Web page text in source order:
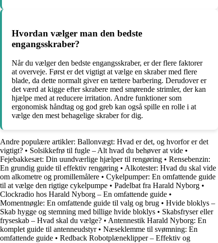
Hvordan vælger man den bedste
engangsskraber?
Når du vælger den bedste engangsskraber, er der flere faktorer
at overveje. Først er det vigtigt at vælge en skraber med flere
blade, da dette normalt giver en tættere barbering. Derudover er
det værd at kigge efter skrabere med smørende strimler, der kan
hjælpe med at reducere irritation. Andre funktioner som
ergonomisk håndtag og god greb kan også spille en rolle i at
vælge den mest behagelige skraber for dig.
Andre populære artikler: Ballonvægt: Hvad er det, og hvorfor er det
vigtigt? • Solsikkefrø til fugle – Alt hvad du behøver at vide •
Fejebakkesæt: Din uundværlige hjælper til rengøring • Rensebenzin:
En grundig guide til effektiv rengøring • Alkotester: Hvad du skal vide
om alkometre og promillemålere • Cykelpumper: En omfattende guide
til at vælge den rigtige cykelpumpe • Padelbat fra Harald Nyborg •
Clockradio hos Harald Nyborg – En omfattende guide •
Momentnøgle: En omfattende guide til valg og brug • Hvide bloklys –
Skab hygge og stemning med billige hvide bloklys • Skabsfryser eller
fryseskab – Hvad skal du vælge? • Antennestik Harald Nyborg: En
komplet guide til antenneudstyr• Næseklemme til svømning: En
omfattende guide • Redback Robotplæneklipper – Effektiv og